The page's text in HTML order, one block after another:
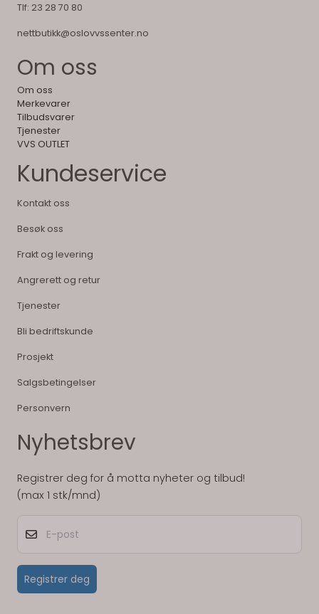
Tlf: 23 28 70 80
nettbutikk@oslovvssenter.no
Om oss
Om oss
Merkevarer
Tilbudsvarer
Tjenester
VVS OUTLET
Kundeservice
Kontakt oss
Besøk oss
Frakt og levering
Angrerett og retur
Tjenester
Bli bedriftskunde
Prosjekt
Salgsbetingelser
Personvern
Nyhetsbrev
Registrer deg for å motta nyheter og tilbud!
(max 1 stk/mnd)
Registrer deg